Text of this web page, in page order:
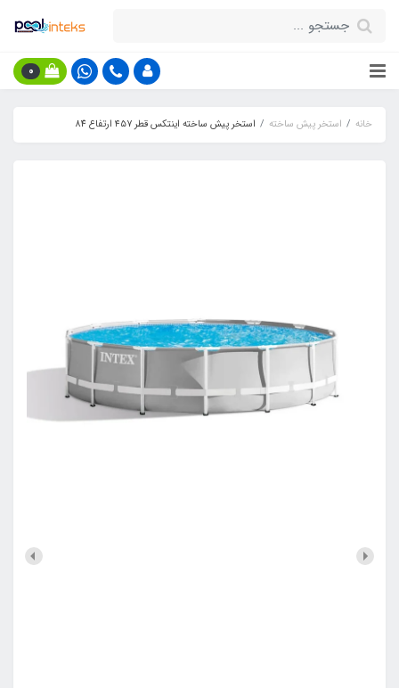
0
خانه استخر پیش ساخته استخر پیش ساخته اینتکس قطر ۴۵۷ ارتفاع 84